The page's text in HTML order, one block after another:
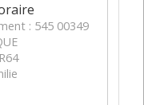
: 545 00349